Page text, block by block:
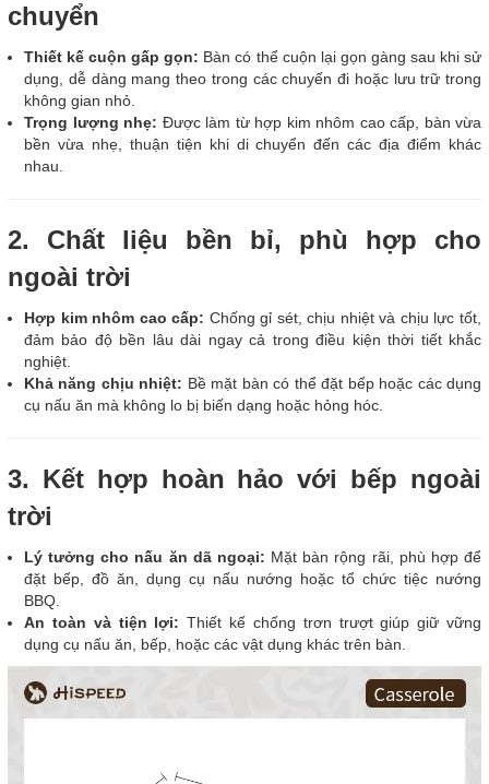
chuyển
Thiết kế cuộn gấp gọn: Bàn có thể cuộn lại gọn gàng sau khi sử
dụng, dễ dàng mang theo trong các chuyến đi hoặc lưu trữ trong
không gian nhỏ.
Trọng lượng nhẹ: Được làm từ hợp kim nhôm cao cấp, bàn vừa
bền vừa nhẹ, thuận tiện khi di chuyển đến các địa điểm khác
nhau.
2. Chất liệu bền bỉ, phù hợp cho
ngoài trời
Hợp kim nhôm cao cấp: Chống gỉ sét, chịu nhiệt và chịu lực tốt,
đảm bảo độ bền lâu dài ngay cả trong điều kiện thời tiết khắc
nghiệt.
Khả năng chịu nhiệt: Bề mặt bàn có thể đặt bếp hoặc các dụng
cụ nấu ăn mà không lo bị biến dạng hoặc hỏng hóc.
3. Kết hợp hoàn hảo với bếp ngoài
trời
Lý tưởng cho nấu ăn dã ngoại: Mặt bàn rộng rãi, phù hợp để
đặt bếp, đồ ăn, dụng cụ nấu nướng hoặc tổ chức tiệc nướng
BBQ.
An toàn và tiện lợi: Thiết kế chống trơn trượt giúp giữ vững
dụng cụ nấu ăn, bếp, hoặc các vật dụng khác trên bàn.